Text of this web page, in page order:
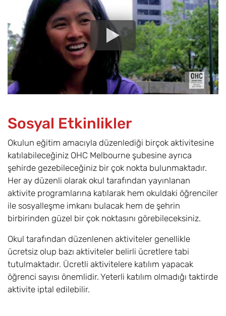
Sosyal Etkinlikler
Okulun eğitim amacıyla düzenlediği birçok aktivitesine
katılabileceğiniz OHC Melbourne şubesine ayrıca
şehirde gezebileceğiniz bir çok nokta bulunmaktadır.
Her ay düzenli olarak okul tarafından yayınlanan
aktivite programlarına katılarak hem okuldaki öğrenciler
ile sosyalleşme imkanı bulacak hem de şehrin
birbirinden güzel bir çok noktasını görebileceksiniz.
Okul tarafından düzenlenen aktiviteler genellikle
ücretsiz olup bazı aktiviteler belirli ücretlere tabi
tutulmaktadır. Ücretli aktivitelere katılım yapacak
öğrenci sayısı önemlidir. Yeterli katılım olmadığı taktirde
aktivite iptal edilebilir.